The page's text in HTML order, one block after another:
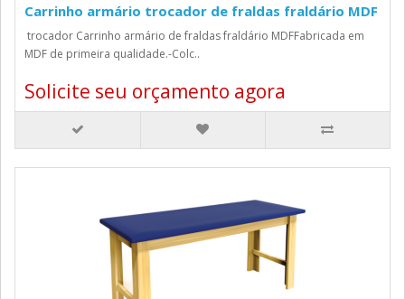
Carrinho armário trocador de fraldas fraldário MDF
trocador Carrinho armário de fraldas fraldário MDFFabricada em
MDF de primeira qualidade.-Colc..
Solicite seu orçamento agora